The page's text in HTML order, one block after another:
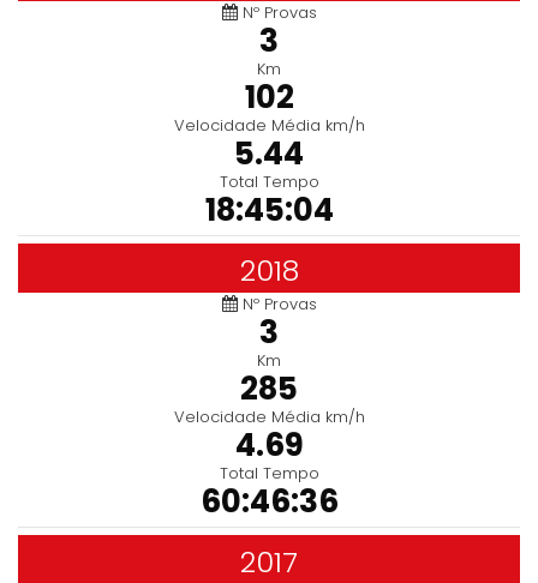
Nº Provas
3
Km
102
Velocidade Média km/h
5.44
Total Tempo
18:45:04
2018
Nº Provas
3
Km
285
Velocidade Média km/h
4.69
Total Tempo
60:46:36
2017